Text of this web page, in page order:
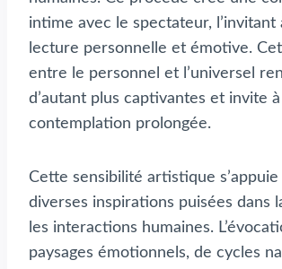
intime avec le spectateur, l’invitant
lecture personnelle et émotive.
entre le personnel et l’universel
d’autant plus captivantes et invite
contemplation prolongée.
Cette sensibilité artistique s’appuie
diverses inspirations puisées dans
les interactions humaines.
paysages émotionnels, de cycles